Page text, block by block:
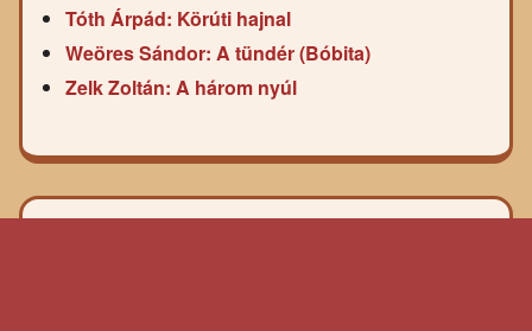
Tóth Árpád: Körúti hajnal
Weöres Sándor: A tündér (Bóbita)
Zelk Zoltán: A három nyúl